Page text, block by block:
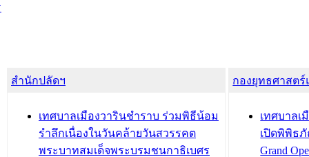
สำนักปลัดฯ
เทศบาลเมืองวารินชำราบ ร่วมพิธีน้อม
รำลึกเนื่องในวันคล้ายวันสวรรคต
พระบาทสมเด็จพระบรมชนกาธิเบศร
กองยุทธศาสต
เทศบาลเ
เปิดพิพิธภั
Grand